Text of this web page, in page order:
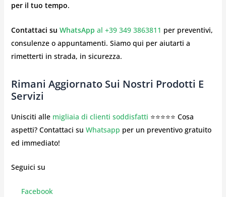
per il tuo tempo.
Contattaci su WhatsApp al +39 349 3863811 per preventivi,
consulenze o appuntamenti. Siamo qui per aiutarti a
rimetterti in strada, in sicurezza.
Rimani Aggiornato Sui Nostri Prodotti E
Servizi
Unisciti alle migliaia di clienti soddisfatti ⭐⭐⭐⭐⭐ Cosa
aspetti? Contattaci su Whatsapp per un preventivo gratuito
ed immediato!
Seguici su
Facebook